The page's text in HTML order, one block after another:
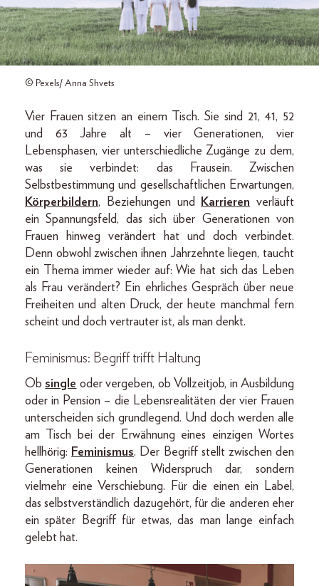
© Pexels/ Anna Shvets
Vier Frauen sitzen an einem Tisch. Sie sind 21, 41, 52
und 63 Jahre alt – vier Generationen, vier
Lebensphasen, vier unterschiedliche Zugänge zu dem,
was sie verbindet: das Frausein. Zwischen
Selbstbestimmung und gesellschaftlichen Erwartungen,
Körperbildern, Beziehungen und Karrieren verläuft
ein Spannungsfeld, das sich über Generationen von
Frauen hinweg verändert hat und doch verbindet.
Denn obwohl zwischen ihnen Jahrzehnte liegen, taucht
ein Thema immer wieder auf: Wie hat sich das Leben
als Frau verändert? Ein ehrliches Gespräch über neue
Freiheiten und alten Druck, der heute manchmal fern
scheint und doch vertrauter ist, als man denkt.
Feminismus: Begriff trifft Haltung
Obsingle oder vergeben, ob Vollzeitjob, in Ausbildung
oder in Pension – die Lebensrealitäten der vier Frauen
unterscheiden sich grundlegend. Und doch werden alle
am Tisch bei der Erwähnung eines einzigen Wortes
hellhörig: Feminismus. Der Begriff stellt zwischen den
Generationen keinen Widerspruch dar, sondern
vielmehr eine Verschiebung. Für die einen ein Label,
das selbstverständlich dazugehört, für die anderen eher
ein später Begriff für etwas, das man lange einfach
gelebt hat.